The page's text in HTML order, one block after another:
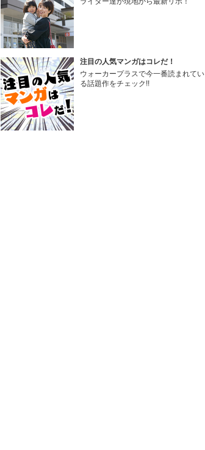
注目の人気マンガはコレだ！
ウォーカープラスで今一番読まれてい
る話題作をチェック!!